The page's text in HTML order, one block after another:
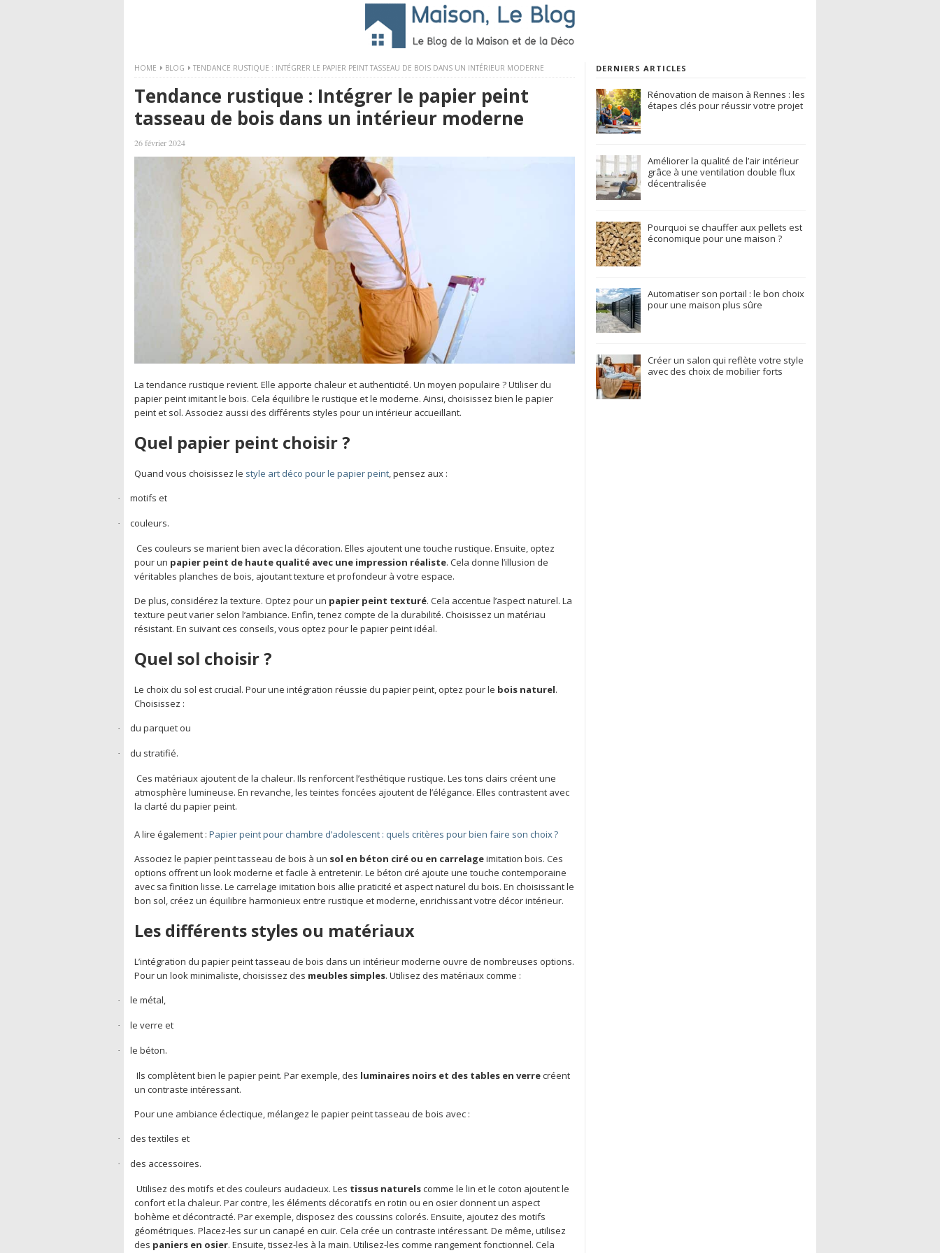
HOME BLOG TENDANCE RUSTIQUE : INTÉGRER LE PAPIER PEINT TASSEAU DE BOIS DANS UN INTÉRIEUR MODERNE
Tendance rustique : Intégrer le papier peint
tasseau de bois dans un intérieur moderne
26 février 2024
La tendance rustique revient. Elle apporte chaleur et authenticité. Un moyen populaire ? Utiliser du
papier peint imitant le bois. Cela équilibre le rustique et le moderne. Ainsi, choisissez bien le papier
peint et sol. Associez aussi des différents styles pour un intérieur accueillant.
Quel papier peint choisir ?
Quand vous choisissez le style art déco pour le papier peint , pensez aux :
· motifs et
·
couleurs.
Ces couleurs se marient bien avec la décoration. Elles ajoutent une touche rustique. Ensuite, optez
pour un papier peint de haute qualité avec une impression réaliste. Cela donne l’illusion de
véritables planches de bois, ajoutant texture et profondeur à votre espace.
De plus, considérez la texture. Optez pour un papier peint texturé. Cela accentue l’aspect naturel. La
texture peut varier selon l’ambiance. Enfin, tenez compte de la durabilité. Choisissez un matériau
résistant. En suivant ces conseils, vous optez pour le papier peint idéal.
Quel sol choisir ?
Le choix du sol est crucial. Pour une intégration réussie du papier peint, optez pour le bois naturel.
Choisissez :
· du parquet ou
·
du stratifié.
Ces matériaux ajoutent de la chaleur. Ils renforcent l’esthétique rustique. Les tons clairs créent une
atmosphère lumineuse. En revanche, les teintes foncées ajoutent de l’élégance. Elles contrastent avec
la clarté du papier peint.
A lire également : Papier peint pour chambre d’adolescent : quels critères pour bien faire son choix ?
Associez le papier peint tasseau de bois à un sol en béton ciré ou en carrelageimitation bois. Ces
options offrent un look moderne et facile à entretenir. Le béton ciré ajoute une touche contemporaine
avec sa finition lisse. Le carrelage imitation bois allie praticité et aspect naturel du bois. En choisissant le
bon sol, créez un équilibre harmonieux entre rustique et moderne, enrichissant votre décor intérieur.
Les différents styles ou matériaux
L’intégration du papier peint tasseau de bois dans un intérieur moderne ouvre de nombreuses options.
Pour un look minimaliste, choisissez des meubles simples. Utilisez des matériaux comme :
· le métal,
· le verre et
·
le béton.
Ils complètent bien le papier peint. Par exemple, des luminaires noirs et des tables en verrecréent
un contraste intéressant.
Pour une ambiance éclectique, mélangez le papier peint tasseau de bois avec :
· des textiles et
·
des accessoires.
Utilisez des motifs et des couleurs audacieux. Les tissus naturelscomme le lin et le coton ajoutent le
confort et la chaleur. Par contre, les éléments décoratifs en rotin ou en osier donnent un aspect
bohème et décontracté. Par exemple, disposez des coussins colorés. Ensuite, ajoutez des motifs
géométriques. Placez-les sur un canapé en cuir. Cela crée un contraste intéressant. De même, utilisez
des paniers en osier. Ensuite, tissez-les à la main. Utilisez-les comme rangement fonctionnel. Cela
DERNIERS ARTICLES
Rénovation de maison à Rennes : les
étapes clés pour réussir votre projet
Améliorer la qualité de l’air intérieur
grâce à une ventilation double flux
décentralisée
Pourquoi se chauffer aux pellets est
économique pour une maison ?
Automatiser son portail : le bon choix
pour une maison plus sûre
Créer un salon qui reflète votre style
avec des choix de mobilier forts